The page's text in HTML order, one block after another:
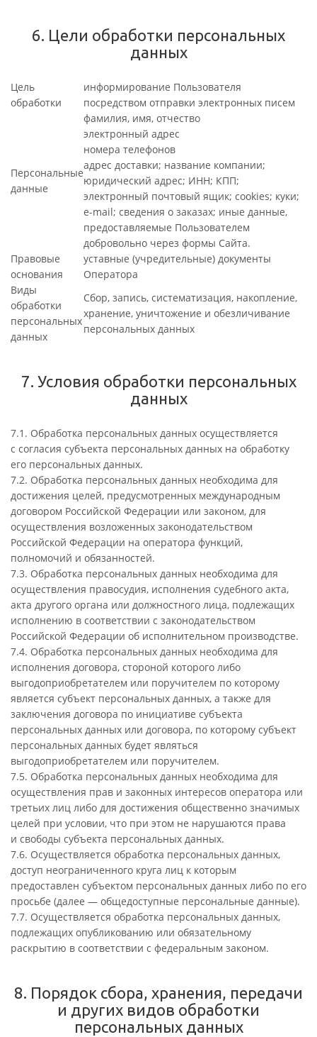
6. Цели обработки персональных
данных
Цель
обработки
информирование Пользователя
посредством отправки электронных писем
Персональные
данные
фамилия, имя, отчество
электронный адрес
номера телефонов
адрес доставки; название компании;
юридический адрес; ИНН; КПП;
электронный почтовый ящик; cookies; куки;
e-mail; сведения о заказах; иные данные,
предоставляемые Пользователем
добровольно через формы Сайта.
Правовые
основания
уставные (учредительные) документы
Оператора
Виды
обработки
персональных
данных
Сбор, запись, систематизация, накопление,
хранение, уничтожение и обезличивание
персональных данных
7. Условия обработки персональных
данных
7.1. Обработка персональных данных осуществляется
с согласия субъекта персональных данных на обработку
его персональных данных.
7.2. Обработка персональных данных необходима для
достижения целей, предусмотренных международным
договором Российской Федерации или законом, для
осуществления возложенных законодательством
Российской Федерации на оператора функций,
полномочий и обязанностей.
7.3. Обработка персональных данных необходима для
осуществления правосудия, исполнения судебного акта,
акта другого органа или должностного лица, подлежащих
исполнению в соответствии с законодательством
Российской Федерации об исполнительном производстве.
7.4. Обработка персональных данных необходима для
исполнения договора, стороной которого либо
выгодоприобретателем или поручителем по которому
является субъект персональных данных, а также для
заключения договора по инициативе субъекта
персональных данных или договора, по которому субъект
персональных данных будет являться
выгодоприобретателем или поручителем.
7.5. Обработка персональных данных необходима для
осуществления прав и законных интересов оператора или
третьих лиц либо для достижения общественно значимых
целей при условии, что при этом не нарушаются права
и свободы субъекта персональных данных.
7.6. Осуществляется обработка персональных данных,
доступ неограниченного круга лиц к которым
предоставлен субъектом персональных данных либо по его
просьбе (далее — общедоступные персональные данные).
7.7. Осуществляется обработка персональных данных,
подлежащих опубликованию или обязательному
раскрытию в соответствии с федеральным законом.
8. Порядок сбора, хранения, передачи
и других видов обработки
персональных данных